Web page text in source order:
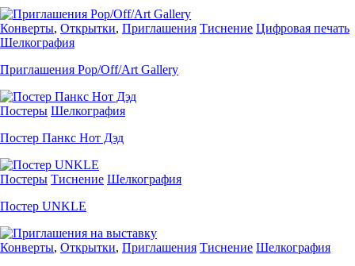
Конверты, Открытки, Приглашения Тиснение Цифровая печать
Шелкография
Приглашения Pop/Off/Art Gallery
Постеры Шелкография
Постер Панкс Нот Дэд
Постеры Тиснение Шелкография
Постер UNKLE
Конверты, Открытки, Приглашения Тиснение Шелкография